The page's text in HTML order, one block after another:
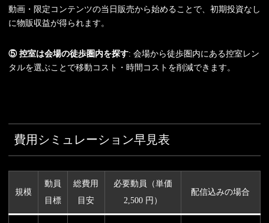
動画・限定コンテンツの当日販売から始めることで、初期投資なし
に物販収益が得られます。
⑤ 控室は会場の徒歩圏内を探す: 会場から徒歩圏内にある控室レン
タルを選ぶことで移動コスト・時間コストを削減できます。
費用シミュレーション早見表
規模
動員
目標
総費用
目安
必要動員（単価
2,500 円）
配信込みの場合